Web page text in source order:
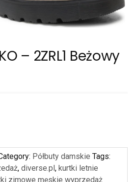
– 2ZRL1 Beżowy
Półbuty damskie Tags:
, diverse.pl , kurtki letnie
zimowe męskie wyprzedaż